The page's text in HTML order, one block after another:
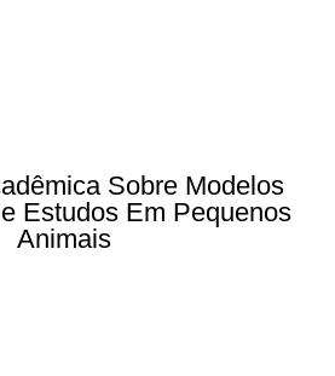
Sobre Modelos
Estudos Em Pequenos
Animais